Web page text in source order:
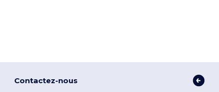
Contactez-nous